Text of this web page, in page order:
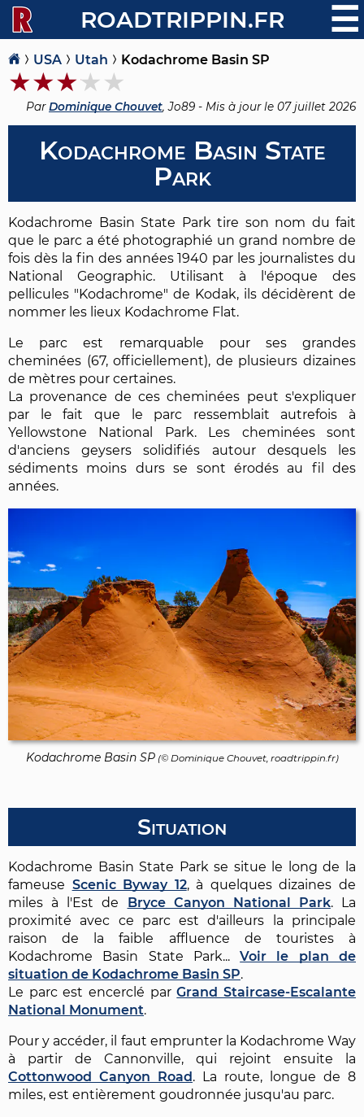
ROADTRIPPIN.FR ☰
USA Utah Kodachrome Basin SP
ParDominique Chouvet, Jo89 - Mis à jour le 07 juillet 2026
Kodachrome Basin State
Park
Kodachrome Basin State Park tire son nom du fait
que le parc a été photographié un grand nombre de
fois dès la fin des années 1940 par les journalistes du
National Geographic. Utilisant à l'époque des
pellicules "Kodachrome" de Kodak, ils décidèrent de
nommer les lieux Kodachrome Flat.
Le parc est remarquable pour ses grandes
cheminées (67, officiellement), de plusieurs dizaines
de mètres pour certaines.
La provenance de ces cheminées peut s'expliquer
par le fait que le parc ressemblait autrefois à
Yellowstone National Park. Les cheminées sont
d'anciens geysers solidifiés autour desquels les
sédiments moins durs se sont érodés au fil des
années.
Kodachrome Basin SP(© Dominique Chouvet, roadtrippin.fr)
Situation
Kodachrome Basin State Park se situe le long de la
fameuse Scenic Byway 12, à quelques dizaines de
miles à l'Est de
Bryce Canyon National Park. La
proximité avec ce parc est d'ailleurs la principale
raison de la faible affluence de touristes à
Kodachrome Basin State Park...Voir le plan de
situation de Kodachrome Basin SP.
Le parc est encerclé parGrand Staircase-Escalante
National Monument.
Pour y accéder, il faut emprunter la Kodachrome Way
à partir de Cannonville, qui rejoint ensuite la
Cottonwood Canyon Road . La route, longue de 8
miles, est entièrement goudronnée jusqu'au parc.